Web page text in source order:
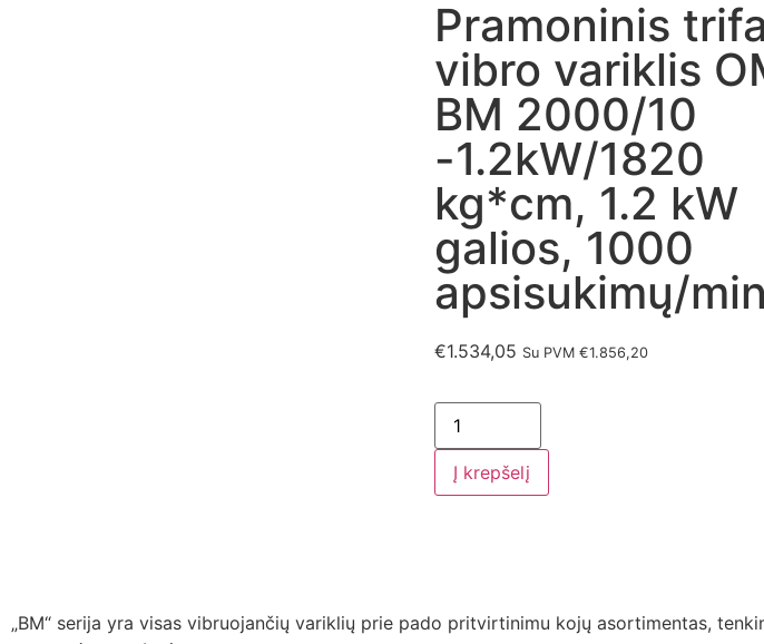
Pramoninis
vibro variklis
BM 2000/10
-1.2kW/1820
kg*cm, 1.2 kW
galios, 1000
apsisukimų/min
€1.534,05 Su PVM €1.856,20
Į krepšelį
„BM“ serija yra visas vibruojančių variklių prie pado pritvirtinimu kojų asortimentas,